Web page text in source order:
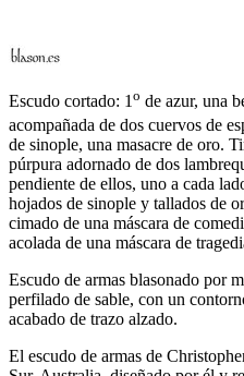
Escudo cortado: 1 o de azur, una
acompañada de dos cuervos de
de sinople, una masacre de oro.
púrpura adornado de dos
pendiente de ellos, uno a cada
hojados de sinople y tallados de
cimado de una máscara de
acolada de una máscara de
Escudo de armas blasonado por
perfilado de sable, con un
acabado de trazo alzado.
El escudo de armas de